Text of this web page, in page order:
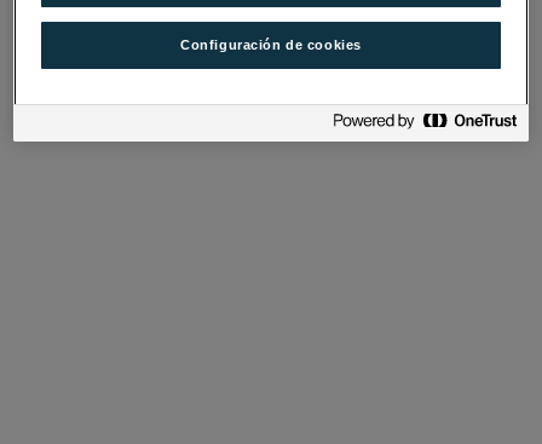
Configuración de cookies